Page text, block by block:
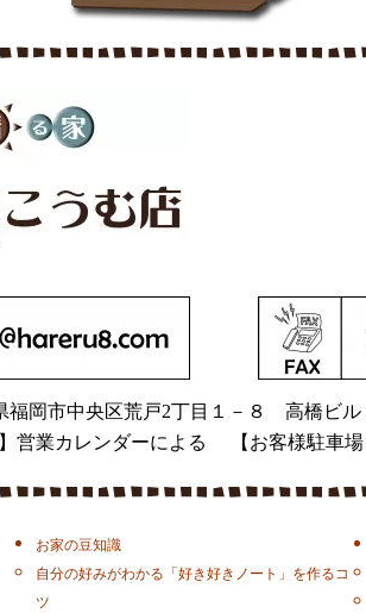
福岡市中央区荒戸2丁目１－８ 高橋ビル
営業カレンダーによる 【お客様駐車場
お家の豆知識
自分の好みがわかる「好き好きノート」を作るコ
ツ